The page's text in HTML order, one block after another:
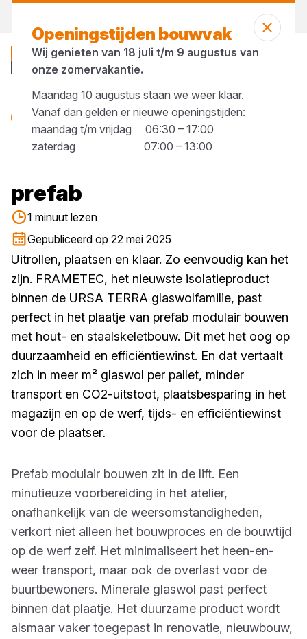
Blog
FRAMETEC: een
glasheldere keuze binnen
prefab
1 minuut lezen
Gepubliceerd op 22 mei 2025
Uitrollen, plaatsen en klaar. Zo eenvoudig kan het
zijn. FRAMETEC, het nieuwste isolatieproduct
binnen de URSA TERRA glaswolfamilie, past
perfect in het plaatje van prefab modulair bouwen
met hout- en staalskeletbouw. Dit met het oog op
duurzaamheid en efficiëntiewinst. En dat vertaalt
zich in meer m² glaswol per pallet, minder
transport en CO2-uitstoot, plaatsbesparing in het
magazijn en op de werf, tijds- en efficiëntiewinst
voor de plaatser.
Prefab modulair bouwen zit in de lift. Een
minutieuze voorbereiding in het atelier,
onafhankelijk van de weersomstandigheden,
verkort niet alleen het bouwproces en de bouwtijd
op de werf zelf. Het minimaliseert het heen-en-
weer transport, maar ook de overlast voor de
buurtbewoners. Minerale glaswol past perfect
binnen dat plaatje. Het duurzame product wordt
alsmaar vaker toegepast in renovatie, nieuwbouw,
Openingstijden bouwvak
Wij genieten van 18 juli t/m 9 augustus van
onze zomervakantie.
Maandag 10 augustus staan we weer klaar.
Vanaf dan gelden er nieuwe openingstijden:
maandag t/m vrijdag 06:30 – 17:00
zaterdag 07:00 – 13:00